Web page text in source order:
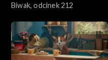
Biwak, odcinek 212